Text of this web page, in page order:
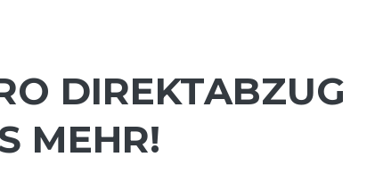
DIREKTABZUG
MEHR!